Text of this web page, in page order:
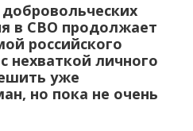
в СВО продолжает
российского
нехваткой личного
уже
но пока не очень